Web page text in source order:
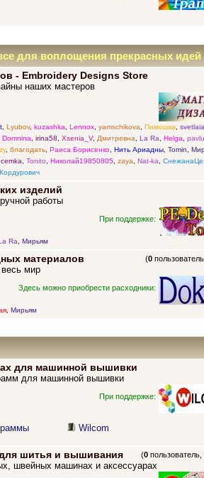
для воплощения прекрасных идей
- Embroidery Designs Store
наших мастеров
, Lyubov, kuzashka, Lennox, yamschikova, Пимошка, svetlaia
Domnina, irina58, Xsenia_V, Дмитревна, La Ra, Helga, pavlu
, благодать, Раиса Борисенко, Нить Ариадны, Tomin,
cemka, Tonito, Николай19850805, zaya, Nat-ka,
изделий
работы
При поддержке:
Ra, Мирьям
материалов (0
мир
Здесь можно приобрести расходники:
, Мирьям
для машинной вышивки
для машинной вышивки
При поддержке:
Wilcom
шитья и вышивания (0 пользователь,
швейных машинах и аксессуарах